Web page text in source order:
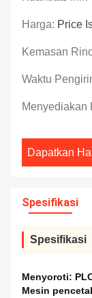
Harga: Price
Kemasan
Waktu
Menyediakan
Dapatkan
Spesifikasi
Spesifikasi
Menyoroti:
Mesin